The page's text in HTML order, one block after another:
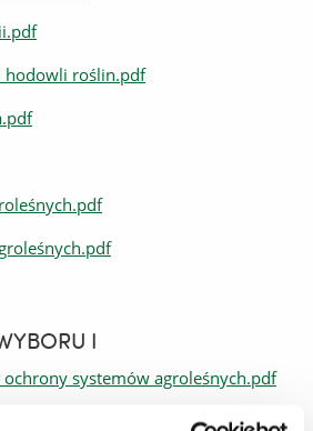
hodowli roślin.pdf
I
systemów agroleśnych.pdf
w agroleśnictwie.pdf